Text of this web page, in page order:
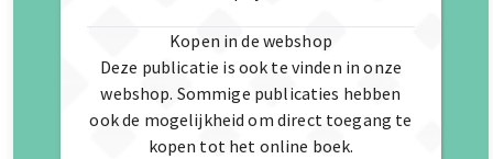
Kopen in de webshop
Deze publicatie is ook te vinden in onze
webshop. Sommige publicaties hebben
ook de mogelijkheid om direct toegang te
kopen tot het online boek.